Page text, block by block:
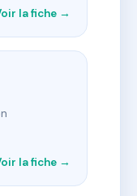
la fiche →
la fiche →